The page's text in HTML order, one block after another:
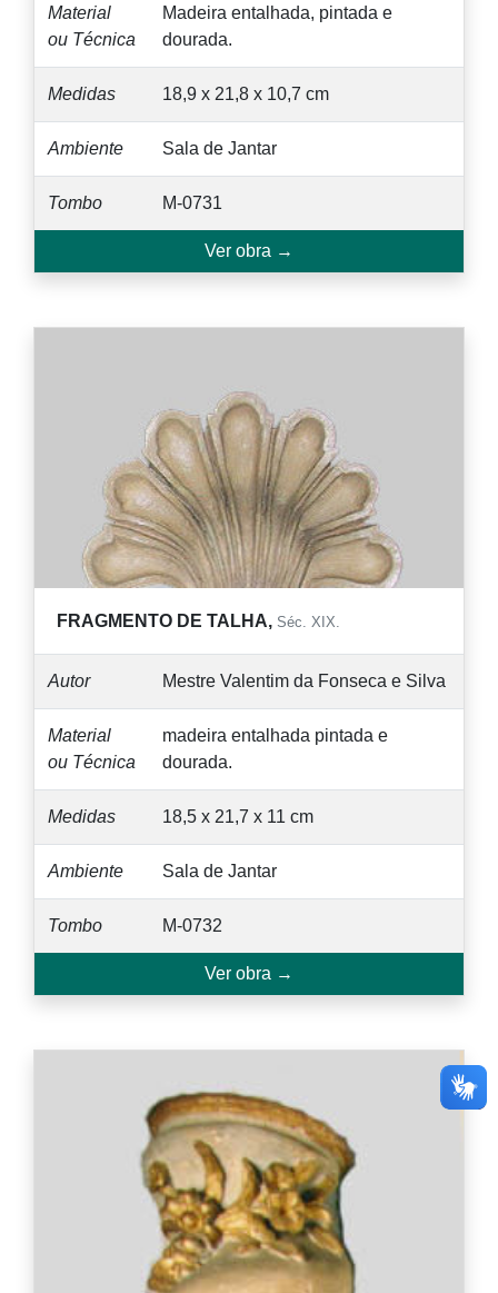
Material
ou Técnica
Madeira entalhada, pintada e
dourada.
Medidas 18,9 x 21,8 x 10,7 cm
Ambiente Sala de Jantar
Tombo M-0731
Ver obra →
FRAGMENTO DE TALHA, Séc. XIX.
Autor Mestre Valentim da Fonseca e Silva
Material
ou Técnica
madeira entalhada pintada e
dourada.
Medidas 18,5 x 21,7 x 11 cm
Ambiente Sala de Jantar
Tombo M-0732
Ver obra →